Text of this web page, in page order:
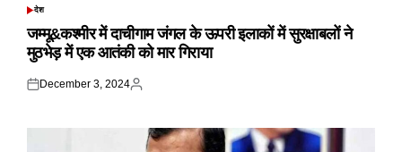
POSTED
देश
जम्मू&कश्मीर में दाचीगाम जंगल के ऊपरी इलाकों में सुरक्षाबलों ने
मुठभेड़ में एक आतंकी को मार गिराया
Posted
December 3, 2024
Posted